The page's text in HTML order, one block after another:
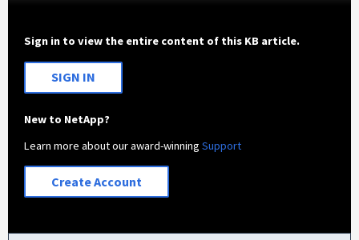
Sign in to view the entire content of this KB article.
SIGN IN
New to NetApp?
Learn more about our award-winningSupport
Create Account